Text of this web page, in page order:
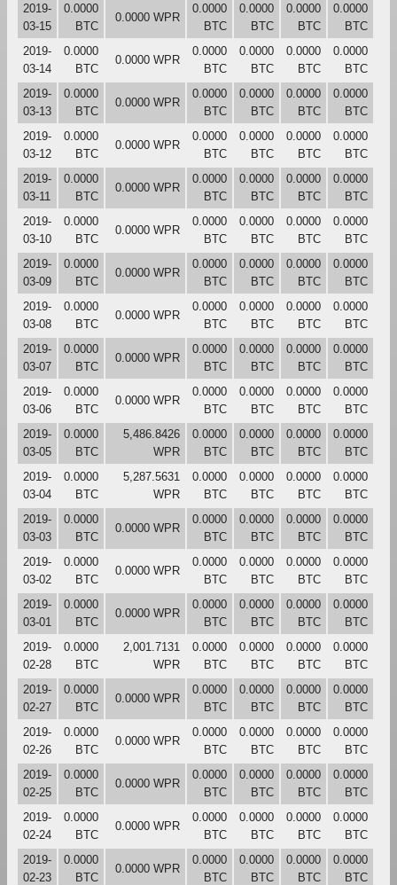
2019-
03-15
0.0000
BTC
0.0000 WPR
0.0000
BTC
0.0000
BTC
0.0000
BTC
0.0000
BTC
2019-
03-14
0.0000
BTC
0.0000 WPR
0.0000
BTC
0.0000
BTC
0.0000
BTC
0.0000
BTC
2019-
03-13
0.0000
BTC
0.0000 WPR
0.0000
BTC
0.0000
BTC
0.0000
BTC
0.0000
BTC
2019-
03-12
0.0000
BTC
0.0000 WPR
0.0000
BTC
0.0000
BTC
0.0000
BTC
0.0000
BTC
2019-
03-11
0.0000
BTC
0.0000 WPR
0.0000
BTC
0.0000
BTC
0.0000
BTC
0.0000
BTC
2019-
03-10
0.0000
BTC
0.0000 WPR
0.0000
BTC
0.0000
BTC
0.0000
BTC
0.0000
BTC
2019-
03-09
0.0000
BTC
0.0000 WPR
0.0000
BTC
0.0000
BTC
0.0000
BTC
0.0000
BTC
2019-
03-08
0.0000
BTC
0.0000 WPR
0.0000
BTC
0.0000
BTC
0.0000
BTC
0.0000
BTC
2019-
03-07
0.0000
BTC
0.0000 WPR
0.0000
BTC
0.0000
BTC
0.0000
BTC
0.0000
BTC
2019-
03-06
0.0000
BTC
0.0000 WPR
0.0000
BTC
0.0000
BTC
0.0000
BTC
0.0000
BTC
2019-
03-05
0.0000
BTC
5,486.8426
WPR
0.0000
BTC
0.0000
BTC
0.0000
BTC
0.0000
BTC
2019-
03-04
0.0000
BTC
5,287.5631
WPR
0.0000
BTC
0.0000
BTC
0.0000
BTC
0.0000
BTC
2019-
03-03
0.0000
BTC
0.0000 WPR
0.0000
BTC
0.0000
BTC
0.0000
BTC
0.0000
BTC
2019-
03-02
0.0000
BTC
0.0000 WPR
0.0000
BTC
0.0000
BTC
0.0000
BTC
0.0000
BTC
2019-
03-01
0.0000
BTC
0.0000 WPR
0.0000
BTC
0.0000
BTC
0.0000
BTC
0.0000
BTC
2019-
02-28
0.0000
BTC
2,001.7131
WPR
0.0000
BTC
0.0000
BTC
0.0000
BTC
0.0000
BTC
2019-
02-27
0.0000
BTC
0.0000 WPR
0.0000
BTC
0.0000
BTC
0.0000
BTC
0.0000
BTC
2019-
02-26
0.0000
BTC
0.0000 WPR
0.0000
BTC
0.0000
BTC
0.0000
BTC
0.0000
BTC
2019-
02-25
0.0000
BTC
0.0000 WPR
0.0000
BTC
0.0000
BTC
0.0000
BTC
0.0000
BTC
2019-
02-24
0.0000
BTC
0.0000 WPR
0.0000
BTC
0.0000
BTC
0.0000
BTC
0.0000
BTC
2019-
02-23
0.0000
BTC
0.0000 WPR
0.0000
BTC
0.0000
BTC
0.0000
BTC
0.0000
BTC